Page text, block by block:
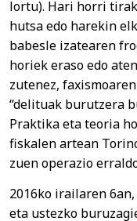
lortu). Hari horri
hutsa edo harekin
babesle izatearen
horiek eraso edo
zutenez,
“delituak burutzera
Praktika eta teoria
fiskalen artean
zuen operazio
2016ko irailaren
eta ustezko